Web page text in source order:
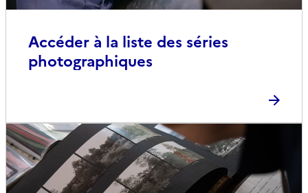
Accéder à la liste des séries
photographiques